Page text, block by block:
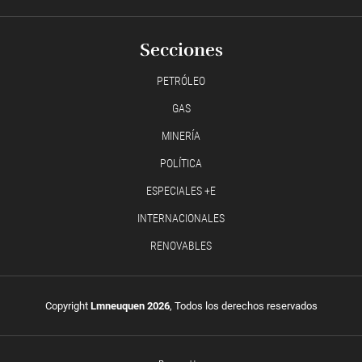
Secciones
PETRÓLEO
GAS
MINERÍA
POLÍTICA
ESPECIALES +E
INTERNACIONALES
RENOVABLES
Copyright Lmneuquen 2026, Todos los derechos reservados